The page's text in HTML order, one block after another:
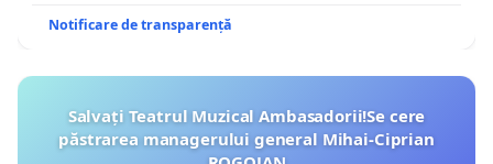
Notificare de transparență
Salvați Teatrul Muzical Ambasadorii!Se cere
păstrarea managerului general Mihai-Ciprian